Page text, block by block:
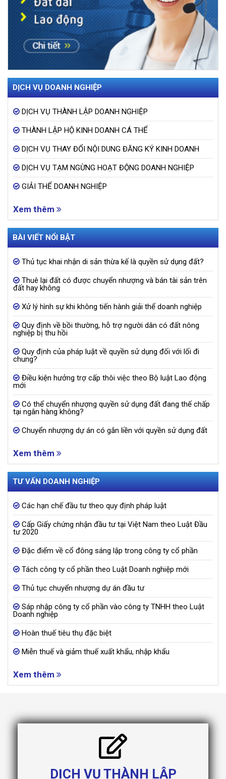
DỊCH VỤ DOANH NGHIỆP
DỊCH VỤ THÀNH LẬP DOANH NGHIỆP
THÀNH LẬP HỘ KINH DOANH CÁ THỂ
DỊCH VỤ THAY ĐỔI NỘI DUNG ĐĂNG KÝ KINH DOANH
DỊCH VỤ TẠM NGỪNG HOẠT ĐỘNG DOANH NGHIỆP
GIẢI THỂ DOANH NGHIỆP
Xem thêm
BÀI VIẾT NỔI BẬT
Thủ tục khai nhận di sản thừa kế là quyền sử dụng đất?
Thuê lại đất có được chuyển nhượng và bán tài sản trên
đất hay không
Xử lý hình sự khi không tiến hành giải thể doanh nghiệp
Quy định về bồi thường, hỗ trợ người dân có đất nông
nghiệp bị thu hồi
Quy định của pháp luật về quyền sử dụng đối với lối đi
chung?
Điều kiện hưởng trợ cấp thôi việc theo Bộ luật Lao động
mới
Có thể chuyển nhượng quyền sử dụng đất đang thế chấp
tại ngân hàng không?
Chuyển nhượng dự án có gắn liền với quyền sử dụng đất
Xem thêm
TƯ VẤN DOANH NGHIỆP
Các hạn chế đầu tư theo quy định pháp luật
Cấp Giấy chứng nhận đầu tư tại Việt Nam theo Luật Đầu
tư 2020
Đặc điểm về cổ đông sáng lập trong công ty cổ phần
Tách công ty cổ phần theo Luật Doanh nghiệp mới
Thủ tục chuyển nhượng dự án đầu tư
Sáp nhập công ty cổ phần vào công ty TNHH theo Luật
Doanh nghiệp
Hoàn thuế tiêu thụ đặc biệt
Miễn thuế và giảm thuế xuất khẩu, nhập khẩu
Xem thêm
DỊCH VỤ THÀNH LẬP